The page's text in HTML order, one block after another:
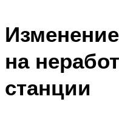
на
станции